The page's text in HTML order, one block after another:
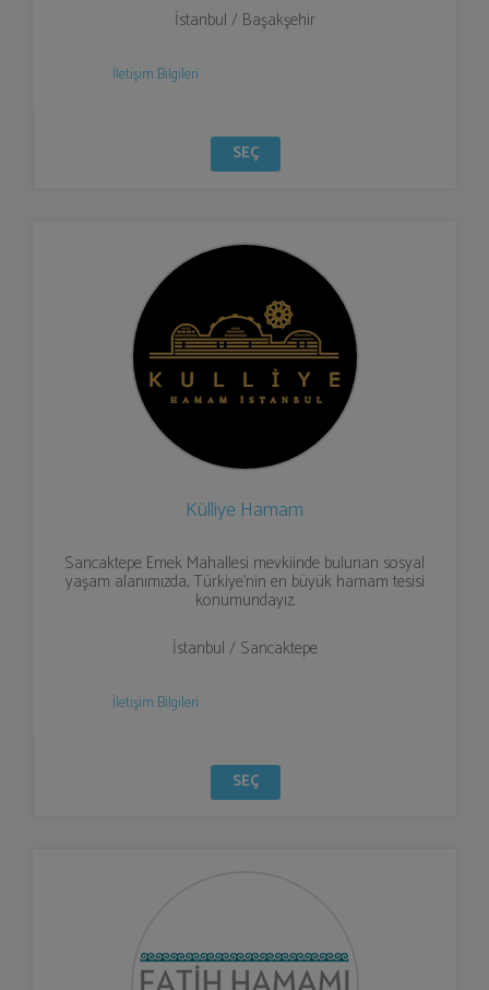
İstanbul / Başakşehir
İletişim Bilgileri
SEÇ
Külliye Hamam
Sancaktepe Emek Mahallesi mevkiinde bulunan sosyal
yaşam alanımızda, Türkiye’nin en büyük hamam tesisi
konumundayız.
İstanbul / Sancaktepe
İletişim Bilgileri
SEÇ